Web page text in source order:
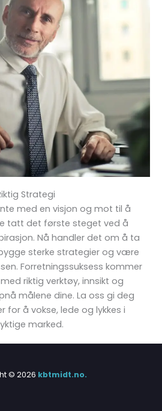
Strategi
med en visjon og mot til å
tatt det første steget ved å
Nå handler det om å ta
sterke strategier og være
Forretningssuksess kommer
riktig verktøy, innsikt og
målene dine. La oss gi deg
for å vokse, lede og lykkes i
marked.
© 2026 kbtmidt.no.